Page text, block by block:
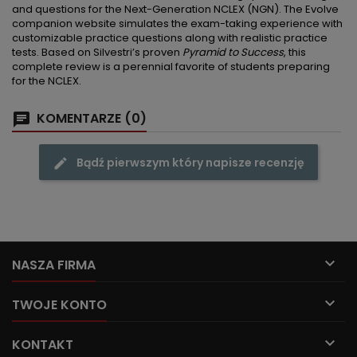
and questions for the Next-Generation NCLEX (NGN). The Evolve
companion website simulates the exam-taking experience with
customizable practice questions along with realistic practice
tests. Based on Silvestri’s proven Pyramid to Success, this
complete review is a perennial favorite of students preparing
for the NCLEX.
KOMENTARZE (0)
Bądź pierwszym który napisze recenzję
NASZA FIRMA 
TWOJE KONTO 
KONTAKT 